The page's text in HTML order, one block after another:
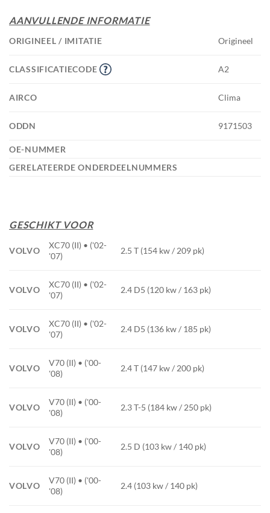
AANVULLENDE INFORMATIE
ORIGINEEL / IMITATIE Origineel
CLASSIFICATIECODE A2
AIRCO Clima
ODDN 9171503
OE-NUMMER
GERELATEERDE ONDERDEELNUMMERS
GESCHIKT VOOR
VOLVO
XC70 (II) • ('02-
'07)
2.5 T (154 kw / 209 pk)
VOLVO
XC70 (II) • ('02-
'07)
2.4 D5 (120 kw / 163 pk)
VOLVO
XC70 (II) • ('02-
'07)
2.4 D5 (136 kw / 185 pk)
VOLVO
V70 (II) • ('00-
'08)
2.4 T (147 kw / 200 pk)
VOLVO
V70 (II) • ('00-
'08)
2.3 T-5 (184 kw / 250 pk)
VOLVO
V70 (II) • ('00-
'08)
2.5 D (103 kw / 140 pk)
VOLVO
V70 (II) • ('00-
'08)
2.4 (103 kw / 140 pk)